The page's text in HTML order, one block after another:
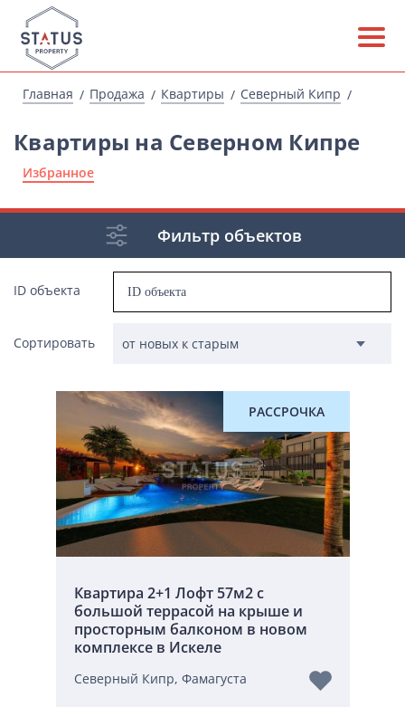
Главная Продажа Квартиры Северный Кипр
Квартиры на Северном Кипре
Избранное
Фильтр объектов
ID объекта
Сортировать
РАССРОЧКА
Квартира 2+1 Лофт 57м2 с
большой террасой на крыше и
просторным балконом в новом
комплексе в Искеле
Северный Кипр, Фамагуста